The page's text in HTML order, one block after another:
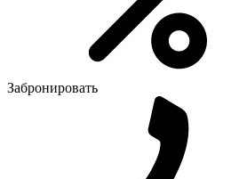
Забронировать